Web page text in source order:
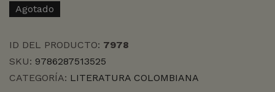
Agotado
ID DEL PRODUCTO: 7978
SKU: 9786287513525
CATEGORÍA: LITERATURA COLOMBIANA